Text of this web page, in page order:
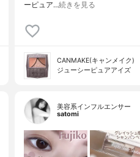
ーピュア…続きを見る
CANMAKE(キャンメイク)
ジューシーピュアアイズ
美容系インフルエンサー
satomi